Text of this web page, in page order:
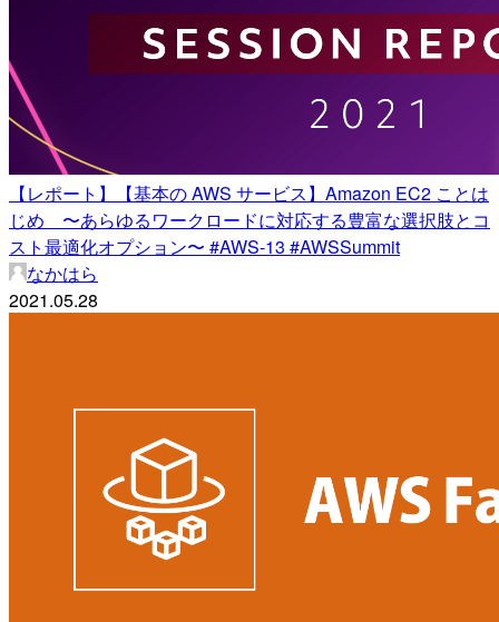
【レポート】【基本の AWS サービス】Amazon EC2 ことは
じめ 〜あらゆるワークロードに対応する豊富な選択肢とコ
スト最適化オプション〜 #AWS-13 #AWSSummit
なかはら
2021.05.28